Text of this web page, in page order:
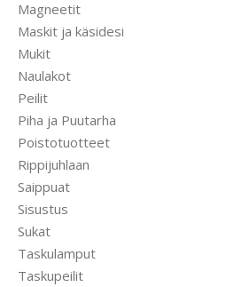
Magneetit
Maskit ja käsidesi
Mukit
Naulakot
Peilit
Piha ja Puutarha
Poistotuotteet
Rippijuhlaan
Saippuat
Sisustus
Sukat
Taskulamput
Taskupeilit